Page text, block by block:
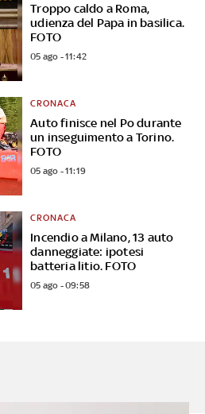
Troppo caldo a Roma,
udienza del Papa in basilica.
FOTO
05 ago - 11:42
Auto finisce nel Po durante
un inseguimento a Torino.
FOTO
CRONACA
05 ago - 11:19
Incendio a Milano, 13 auto
danneggiate: ipotesi
batteria litio. FOTO
CRONACA
05 ago - 09:58